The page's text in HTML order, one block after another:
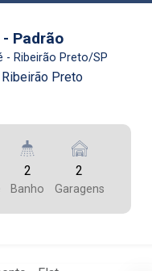
Padrão
- Ribeirão Preto/SP
Preto
2
Banho
2
Garagens